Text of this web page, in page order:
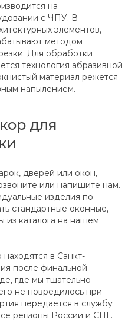
на
с ЧПУ. В
элементов,
методом
Для обработки
технология абразивной
материал режется
напылением.
для
дверей или окон,
или напишите нам.
изделия по
стандартные оконные,
из каталога на нашем
в Санкт-
после финальной
где мы тщательно
не повредилось при
передается в службу
регионы России и СНГ.